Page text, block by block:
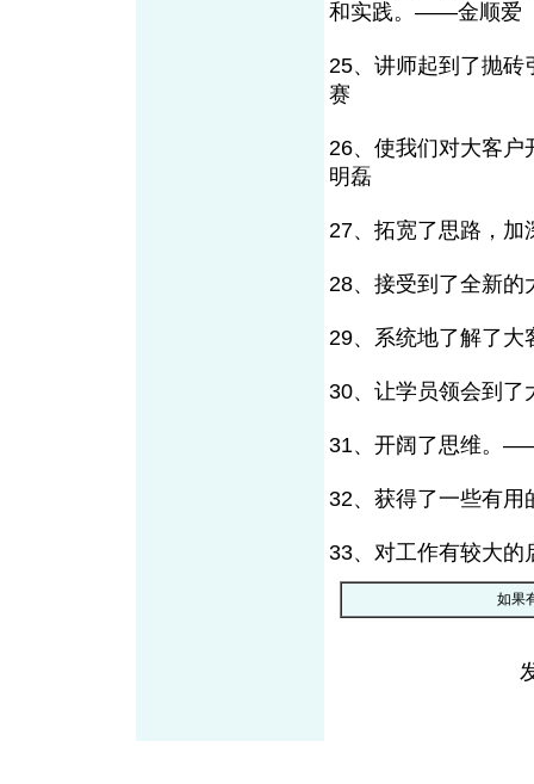
和实践。——金顺爱
25、讲师起到了抛
赛
26、使我们对大客
明磊
27、拓宽了思路，
28、接受到了全新
29、系统地了解了
30、让学员领会到
31、开阔了思维。
32、获得了一些有用
33、对工作有较大
如果